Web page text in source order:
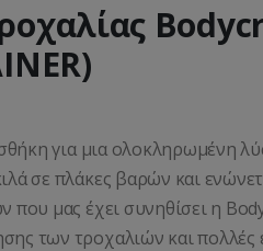
για μια ολοκληρωμένη
σε πλάκες βαρών και
που μας έχει συνηθίσει η
των τροχαλιών και πολλές